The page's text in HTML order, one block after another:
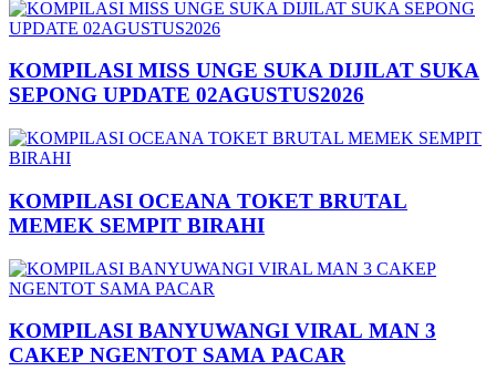
KOMPILASI MISS UNGE SUKA DIJILAT SUKA
SEPONG UPDATE 02AGUSTUS2026
KOMPILASI OCEANA TOKET BRUTAL
MEMEK SEMPIT BIRAHI
KOMPILASI BANYUWANGI VIRAL MAN 3
CAKEP NGENTOT SAMA PACAR